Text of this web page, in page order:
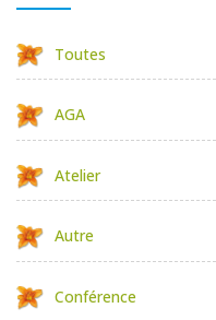
Toutes
AGA
Atelier
Autre
Conférence